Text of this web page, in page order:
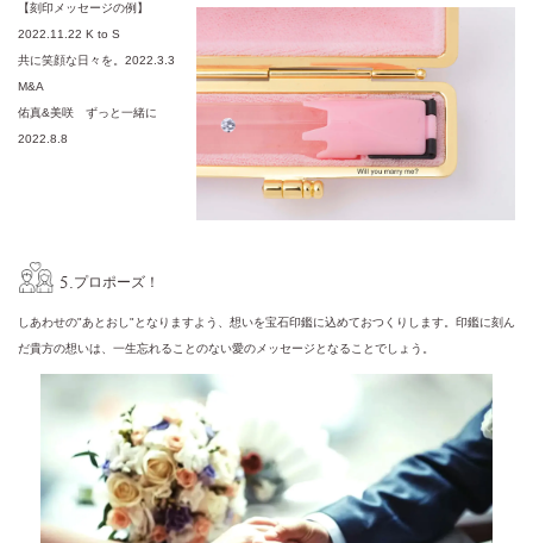
【刻印メッセージの例】
2022.11.22 K to S
共に笑顔な日々を。2022.3.3
M&A
佑真&美咲 ずっと一緒に
2022.8.8
5.プロポーズ！
しあわせの"あとおし"となりますよう、想いを宝石印鑑に込めておつくりします。印鑑に刻ん
だ貴方の想いは、一生忘れることのない愛のメッセージとなることでしょう。